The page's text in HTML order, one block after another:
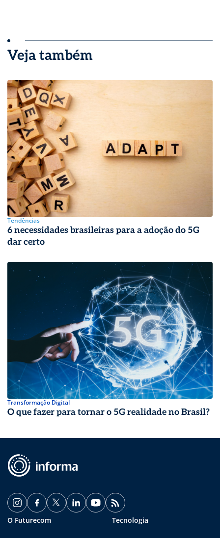
Veja também
Tendências
6 necessidades brasileiras para a adoção do 5G
dar certo
Transformação Digital
O que fazer para tornar o 5G realidade no Brasil?
O Futurecom Tecnologia